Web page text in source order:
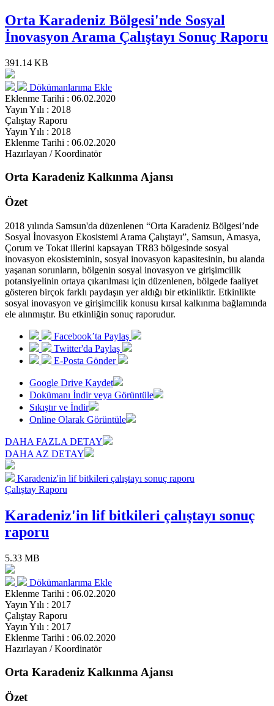
Orta Karadeniz Bölgesi'nde Sosyal
İnovasyon Arama Çalıştayı Sonuç Raporu
391.14 KB
Dökümanlarıma Ekle
Eklenme Tarihi : 06.02.2020
Yayın Yılı : 2018
Çalıştay Raporu
Yayın Yılı : 2018
Eklenme Tarihi : 06.02.2020
Hazırlayan / Koordinatör
Orta Karadeniz Kalkınma Ajansı
Özet
2018 yılında Samsun'da düzenlenen “Orta Karadeniz Bölgesi’nde
Sosyal İnovasyon Ekosistemi Arama Çalıştayı”, Samsun, Amasya,
Çorum ve Tokat illerini kapsayan TR83 bölgesinde sosyal
inovasyon ekosisteminin, sosyal inovasyon kapasitesinin, bu alanda
yaşanan sorunların, bölgenin sosyal inovasyon ve girişimcilik
potansiyelinin ortaya çıkarılması için düzenlenen, bölgede faaliyet
gösteren birçok farklı paydaşın yer aldığı bir etkinliktir. Etkinlikte
sosyal inovasyon ve girişimcilik konusu kırsal kalkınma bağlamında
ele alınmıştır. Bu etkinliğin sonuç raporudur.
Facebook’ta Paylaş
Twitter'da Paylaş
E-Posta Gönder
Google Drive Kaydet
Dokümanı İndir veya Görüntüle
Sıkıştır ve İndir
Online Olarak Görüntüle
DAHA FAZLA DETAY
DAHA AZ DETAY
Karadeniz'in lif bitkileri çalıştayı sonuç raporu
Çalıştay Raporu
Karadeniz'in lif bitkileri çalıştayı sonuç
raporu
5.33 MB
Dökümanlarıma Ekle
Eklenme Tarihi : 06.02.2020
Yayın Yılı : 2017
Çalıştay Raporu
Yayın Yılı : 2017
Eklenme Tarihi : 06.02.2020
Hazırlayan / Koordinatör
Orta Karadeniz Kalkınma Ajansı
Özet